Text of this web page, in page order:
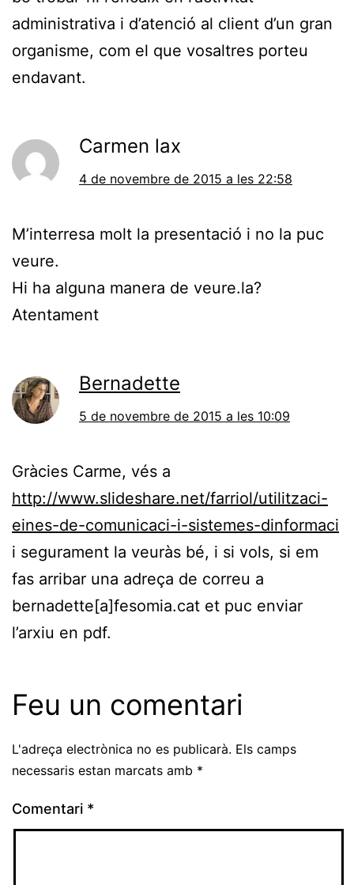
administrativa i d’atenció al client d’un gran
organisme, com el que vosaltres porteu
endavant.
Carmen lax
4 de novembre de 2015 a les 22:58
M’interresa molt la presentació i no la puc
veure.
Hi ha alguna manera de veure.la?
Atentament
Bernadette
5 de novembre de 2015 a les 10:09
Gràcies Carme, vés a
http://www.slideshare.net/farriol/utilitzaci-
eines-de-comunicaci-i-sistemes-dinformaci
i segurament la veuràs bé, i si vols, si em
fas arribar una adreça de correu a
bernadette[a]fesomia.cat et puc enviar
l’arxiu en pdf.
Feu un comentari
L'adreça electrònica no es publicarà. Els camps
necessaris estan marcats amb *
Comentari *